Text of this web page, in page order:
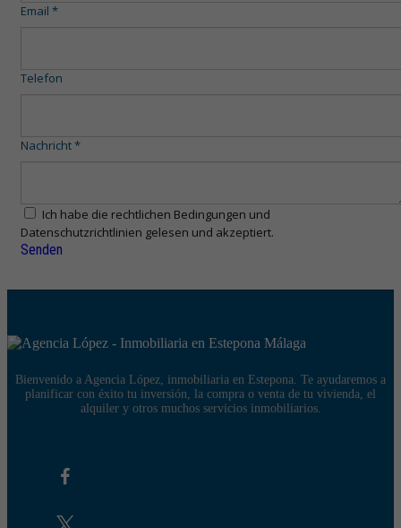
Email *
Telefon
Nachricht *
Ich habe die rechtlichen Bedingungen und
Datenschutzrichtlinien gelesen und akzeptiert.
Senden
Bienvenido a Agencia López, inmobiliaria en Estepona. Te ayudaremos a
planificar con éxito tu inversión, la compra o venta de tu vivienda, el
alquiler y otros muchos servicios inmobiliarios.